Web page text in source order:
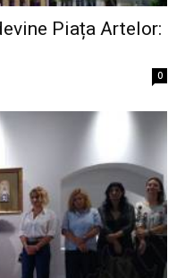
Piața Artelor:
0